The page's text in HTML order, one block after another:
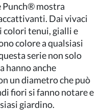
mostra
Dai vivaci
colori tenui, gialli e
colore a qualsiasi
serie non solo
hanno anche
un diametro che può
fiori si fanno notare e
giardino.